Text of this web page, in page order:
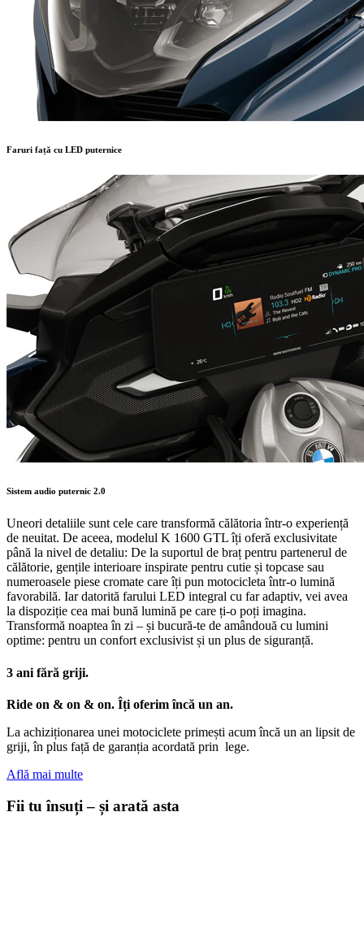
Faruri față cu LED puternice
Sistem audio puternic 2.0
Uneori detaliile sunt cele care transformă călătoria într-o experiență
de neuitat. De aceea, modelul K 1600 GTLîți oferă exclusivitate
până la nivel de detaliu: De la suportul de braț pentru partenerul de
călătorie, gențile interioare inspirate pentru cutie și topcase sau
numeroasele piese cromate care îți pun motocicleta într-o lumină
favorabilă. Iar datorită farului LED integral cu far adaptiv, vei avea
la dispoziție cea mai bună lumină pe care ți-o poți imagina.
Transformă noaptea în zi – și bucură-te de amândouă cu lumini
optime: pentru un confort exclusivist și un plus de siguranță.
3 ani fără griji.
Ride on & on & on. Îți oferim încă un an.
La achiziționarea unei motociclete primești acum încă un an lipsit de
griji, în plus față de garanția acordată prin lege.
Află mai multe
Fii tu însuți – și arată asta